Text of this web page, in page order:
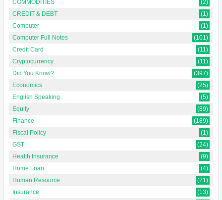
COMMODITIES
(2)
CREDIT & DEBT
(1)
Computer
(1)
Computer Full Notes
(101)
Credit Card
(11)
Cryptocurrency
(11)
Did You Know?
(397)
Economics
(25)
English Speaking
(5)
Equity
(89)
Finance
(189)
Fiscal Policy
(1)
GST
(24)
Health Insurance
(9)
Home Loan
(4)
Human Resource
(21)
Insurance
(13)